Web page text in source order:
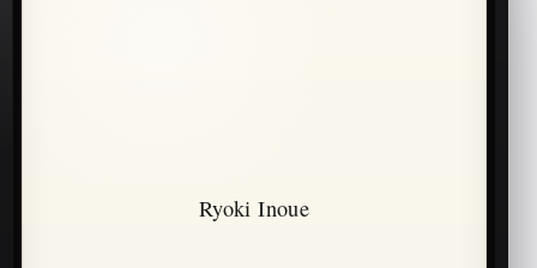
Ryoki Inoue